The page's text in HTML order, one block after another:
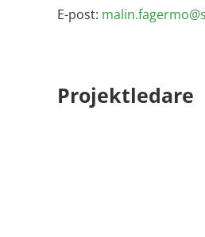
E-post:
Projektledare